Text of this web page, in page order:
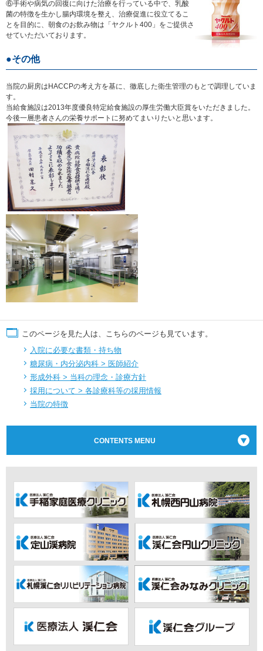
⑥手術や病気の回復に向けた治療を行っている中で、乳酸
菌の特徴を生かし腸内環境を整え、治療促進に役立てるこ
とを目的に、朝食のお飲み物は「ヤクルト400」をご提供さ
せていただいております。
その他
当院の厨房はHACCPの考え方を基に、徹底した衛生管理のもとで調理していま
す。
当給食施設は2013年度優良特定給食施設の厚生労働大臣賞をいただきました。
今後一層患者さんの栄養サポートに努めてまいりたいと思います。
このページを見た人は、こちらのページも見ています。
入院に必要な書類・持ち物
糖尿病・内分泌内科 > 医師紹介
形成外科 > 当科の理念・診療方針
採用について > 各診療科等の採用情報
当院の特徴
CONTENTS MENU